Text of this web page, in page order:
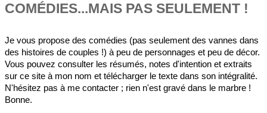
COMÉDIES...MAIS PAS SEULEMENT !
Je vous propose des comédies (pas seulement des vannes dans
des histoires de couples !) à peu de personnages et peu de décor.
Vous pouvez consulter les résumés, notes d'intention et extraits
sur ce site à mon nom et télécharger le texte dans son intégralité.
N'hésitez pas à me contacter ; rien n'est gravé dans le marbre !
Bonne.